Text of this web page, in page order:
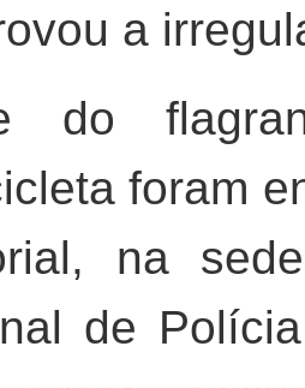
a
do
foram
na
de